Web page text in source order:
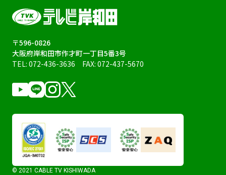
〒596-0826
大阪府岸和田市作才町一丁目5番3号
TEL: 072-436-3636 FAX: 072-437-5670
© 2021 CABLE TV KISHIWADA